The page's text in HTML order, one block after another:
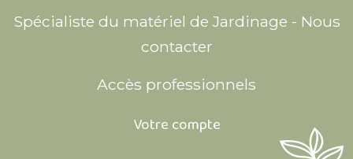
Spécialiste du matériel de Jardinage - Nous
contacter
Accès professionnels
Votre compte